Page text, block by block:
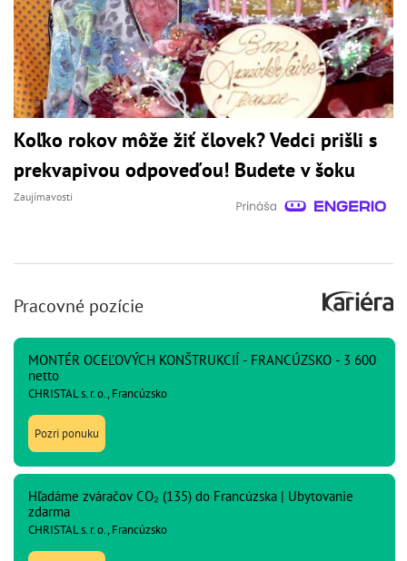
Koľko rokov môže žiť človek? Vedci prišli s
prekvapivou odpoveďou! Budete v šoku
Zaujímavosti
Pracovné pozície
MONTÉR OCEĽOVÝCH KONŠTRUKCIÍ - FRANCÚZSKO - 3 600
netto
CHRISTAL s. r. o., Francúzsko
Pozri ponuku
Hľadáme zváračov CO₂ (135) do Francúzska | Ubytovanie
zdarma
CHRISTAL s. r. o., Francúzsko